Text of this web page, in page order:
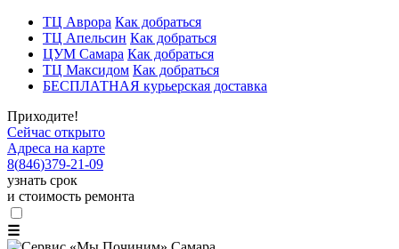
ТЦ Аврора Как добраться
ТЦ Апельсин Как добраться
ЦУМ Самара Как добраться
ТЦ Максидом Как добраться
БЕСПЛАТНАЯ курьерская доставка
Приходите!
Сейчас открыто
Адреса на карте
8(846)379-21-09
узнать срок
и стоимость ремонта
☰